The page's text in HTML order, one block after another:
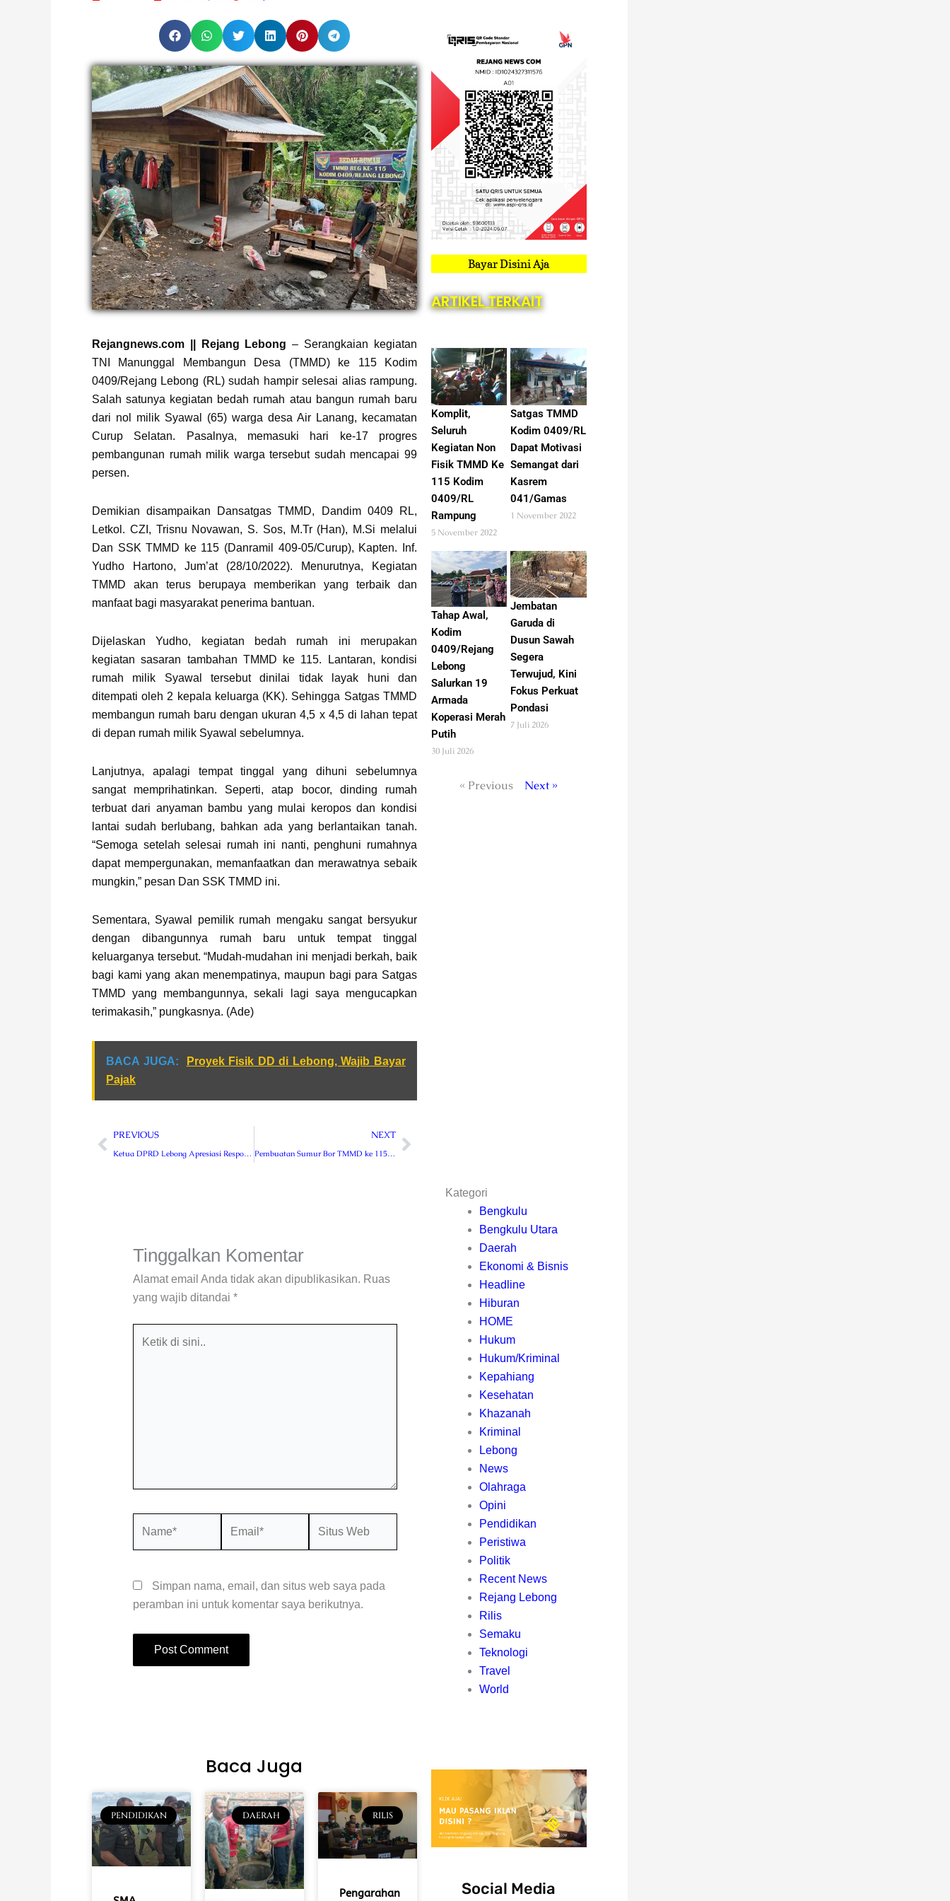
Rejangnews.com || Rejang Lebong – Serangkaian kegiatan
TNI Manunggal Membangun Desa (TMMD) ke 115 Kodim
0409/Rejang Lebong (RL) sudah hampir selesai alias rampung.
Salah satunya kegiatan bedah rumah atau bangun rumah baru
dari nol milik Syawal (65) warga desa Air Lanang, kecamatan
Curup Selatan. Pasalnya, memasuki hari ke-17 progres
pembangunan rumah milik warga tersebut sudah mencapai 99
persen.
Demikian disampaikan Dansatgas TMMD, Dandim 0409 RL,
Letkol. CZI, Trisnu Novawan, S. Sos, M.Tr (Han), M.Si melalui
Dan SSK TMMD ke 115 (Danramil 409-05/Curup), Kapten. Inf.
Yudho Hartono, Jum’at (28/10/2022). Menurutnya, Kegiatan
TMMD akan terus berupaya memberikan yang terbaik dan
manfaat bagi masyarakat penerima bantuan.
Dijelaskan Yudho, kegiatan bedah rumah ini merupakan
kegiatan sasaran tambahan TMMD ke 115. Lantaran, kondisi
rumah milik Syawal tersebut dinilai tidak layak huni dan
ditempati oleh 2 kepala keluarga (KK). Sehingga Satgas TMMD
membangun rumah baru dengan ukuran 4,5 x 4,5 di lahan tepat
di depan rumah milik Syawal sebelumnya.
Lanjutnya, apalagi tempat tinggal yang dihuni sebelumnya
sangat memprihatinkan. Seperti, atap bocor, dinding rumah
terbuat dari anyaman bambu yang mulai keropos dan kondisi
lantai sudah berlubang, bahkan ada yang berlantaikan tanah.
“Semoga setelah selesai rumah ini nanti, penghuni rumahnya
dapat mempergunakan, memanfaatkan dan merawatnya sebaik
mungkin,” pesan Dan SSK TMMD ini.
Sementara, Syawal pemilik rumah mengaku sangat bersyukur
dengan dibangunnya rumah baru untuk tempat tinggal
keluarganya tersebut. “Mudah-mudahan ini menjadi berkah, baik
bagi kami yang akan menempatinya, maupun bagi para Satgas
TMMD yang membangunnya, sekali lagi saya mengucapkan
terimakasih,” pungkasnya. (Ade)
BACA JUGA:
Proyek Fisik DD di Lebong, Wajib Bayar
Pajak
Prev
PREVIOUS NEXTNext
Bayar Disini Aja
ARTIKEL TERKAIT
Komplit,
Seluruh
Kegiatan Non
Fisik TMMD Ke
115 Kodim
0409/RL
Rampung
5 November 2022
Satgas TMMD
Kodim 0409/RL
Dapat Motivasi
Semangat dari
Kasrem
041/Gamas
1 November 2022
Tahap Awal,
Kodim
0409/Rejang
Lebong
Salurkan 19
Armada
Koperasi Merah
Putih
30 Juli 2026
Jembatan
Garuda di
Dusun Sawah
Segera
Terwujud, Kini
Fokus Perkuat
Pondasi
7 Juli 2026
« Previous Next »
Tinggalkan Komentar
Alamat email Anda tidak akan dipublikasikan. Ruas
yang wajib ditandai *
Simpan nama, email, dan situs web saya pada
peramban ini untuk komentar saya berikutnya.
Kategori
Bengkulu
Bengkulu Utara
Daerah
Ekonomi & Bisnis
Headline
Hiburan
HOME
Hukum
Hukum/Kriminal
Kepahiang
Kesehatan
Khazanah
Kriminal
Lebong
News
Olahraga
Opini
Pendidikan
Peristiwa
Politik
Recent News
Rejang Lebong
Rilis
Semaku
Teknologi
Travel
World
Baca Juga
PENDIDIKAN DAERAH RILIS
Pengarahan
Social Media